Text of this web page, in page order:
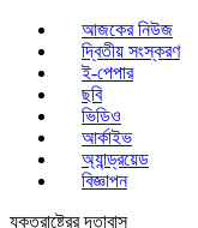
আজকের নিউজ
দ্বিতীয় সংস্করণ
ই-পেপার
ছবি
ভিডিও
আর্কাইভ
অ্যান্ড্রয়েড
বিজ্ঞাপন
যুক্তরাষ্ট্রের দূতাবাস